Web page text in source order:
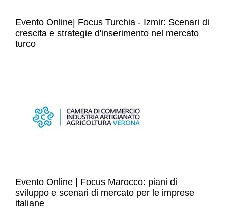
Evento Online| Focus Turchia - Izmir: Scenari di
crescita e strategie d'inserimento nel mercato
turco
Evento Online | Focus Marocco: piani di
sviluppo e scenari di mercato per le imprese
italiane